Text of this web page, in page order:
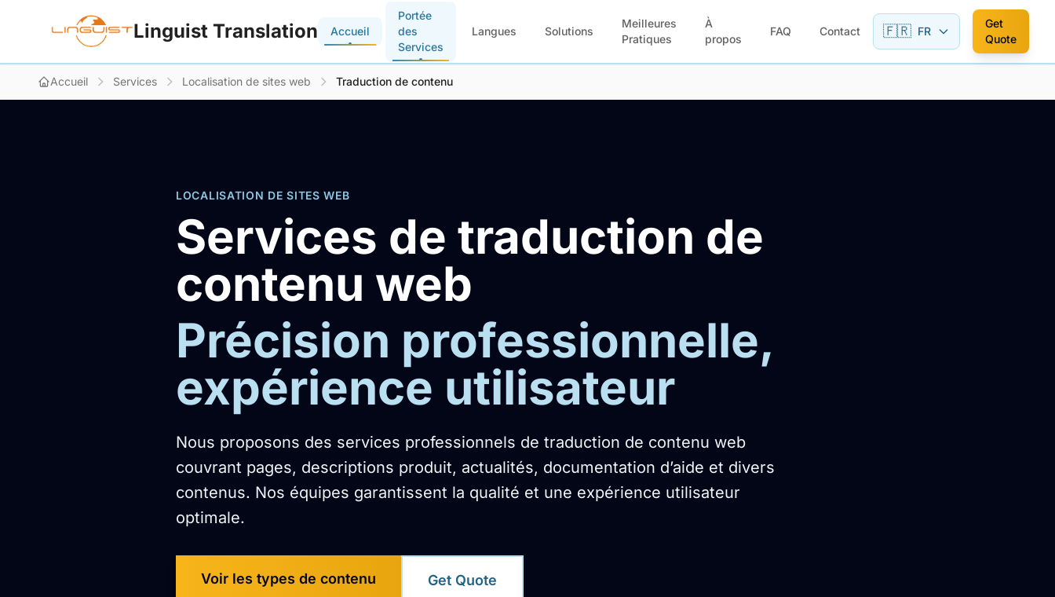
Linguist Translation Accueil
Portée
des
Services
Langues Solutions
Meilleures
Pratiques
À
propos
FAQ Contact 🇫🇷 FR
Get
Quote
Accueil Services Localisation de sites web Traduction de contenu
LOCALISATION DE SITES WEB
Services de traduction de
contenu web
Précision professionnelle,
expérience utilisateur
Nous proposons des services professionnels de traduction de contenu web
couvrant pages, descriptions produit, actualités, documentation d’aide et divers
contenus. Nos équipes garantissent la qualité et une expérience utilisateur
optimale.
Voir les types de contenu Get Quote